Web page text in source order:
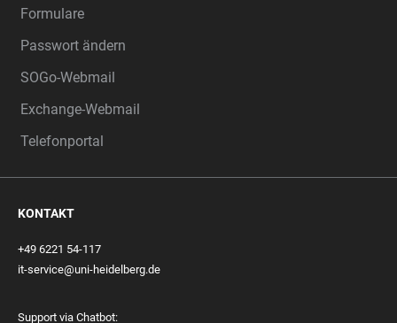
Formulare
Passwort ändern
SOGo-Webmail
Exchange-Webmail
Telefonportal
KONTAKT
+49 6221 54-117
it-service@uni-heidelberg.de
Support via Chatbot: